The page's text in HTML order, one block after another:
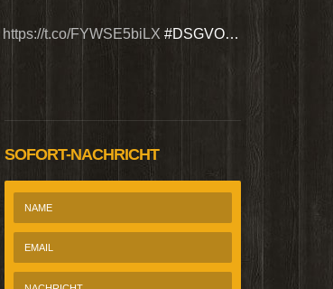
https://t.co/FYWSE5biLX #DSGVO…
Wir bieten
SOFORT-NACHRICHT